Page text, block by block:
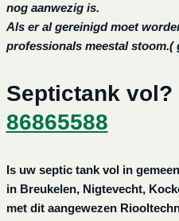
nog aanwezig is.
Als er al gereinigd moet
professionals meestal stoom.(
Septictank vol?
86865588
Is uw septic tank vol in
in Breukelen, Nigtevecht,
met dit aangewezen